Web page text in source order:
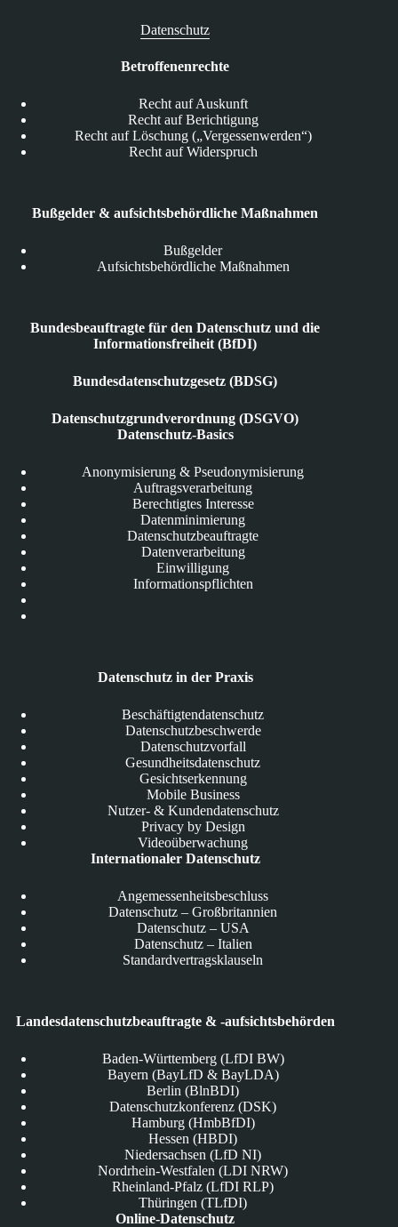
Datenschutz
Betroffenenrechte
Recht auf Auskunft
Recht auf Berichtigung
Recht auf Löschung („Vergessenwerden“)
Recht auf Widerspruch
Bußgelder & aufsichtsbehördliche Maßnahmen
Bußgelder
Aufsichtsbehördliche Maßnahmen
Bundesbeauftragte für den Datenschutz und die
Informationsfreiheit (BfDI)
Bundesdatenschutzgesetz (BDSG)
Datenschutzgrundverordnung (DSGVO)
Datenschutz-Basics
Anonymisierung & Pseudonymisierung
Auftragsverarbeitung
Berechtigtes Interesse
Datenminimierung
Datenschutzbeauftragte
Datenverarbeitung
Einwilligung
Informationspflichten
Datenschutz in der Praxis
Beschäftigtendatenschutz
Datenschutzbeschwerde
Datenschutzvorfall
Gesundheitsdatenschutz
Gesichtserkennung
Mobile Business
Nutzer- & Kundendatenschutz
Privacy by Design
Videoüberwachung
Internationaler Datenschutz
Angemessenheitsbeschluss
Datenschutz – Großbritannien
Datenschutz – USA
Datenschutz – Italien
Standardvertragsklauseln
Landesdatenschutzbeauftragte & -aufsichtsbehörden
Baden-Württemberg (LfDI BW)
Bayern (BayLfD & BayLDA)
Berlin (BlnBDI)
Datenschutzkonferenz (DSK)
Hamburg (HmbBfDI)
Hessen (HBDI)
Niedersachsen (LfD NI)
Nordrhein-Westfalen (LDI NRW)
Rheinland-Pfalz (LfDI RLP)
Thüringen (TLfDI)
Online-Datenschutz